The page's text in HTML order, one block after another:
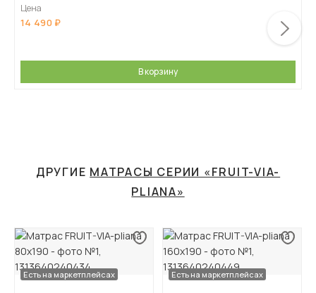
Цена
14 490
В корзину
ДРУГИЕ МАТРАСЫ СЕРИИ «FRUIT-VIA-
PLIANA»
Есть на маркетплейсах Есть на маркетплейсах